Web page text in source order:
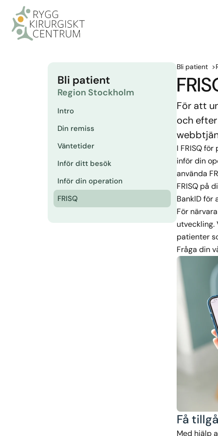
Bli patient
Region Stockholm
Intro
Din remiss
Väntetider
Inför ditt besök
Inför din operation
FRISQ
Bli patient
För att
och
I FRISQ
inför din
använda
FRISQ på
BankID för
För
utveckling.
patienter
Fråga din
Få
Med hjälp